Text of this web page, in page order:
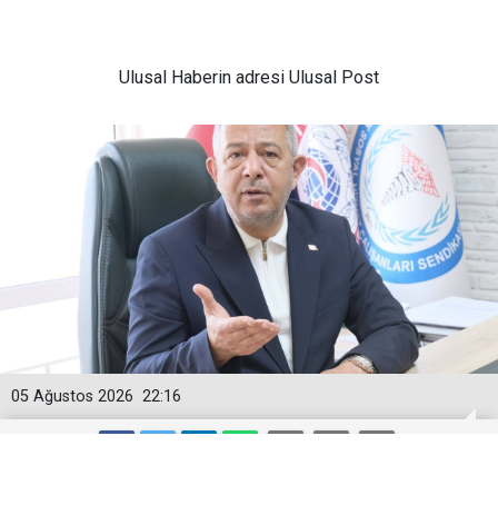
Ulusal Haberin adresi Ulusal Post
22:16
05 Ağustos 2026